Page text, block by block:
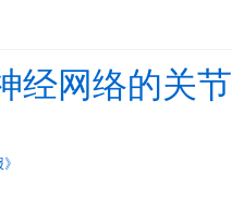
经网络的关